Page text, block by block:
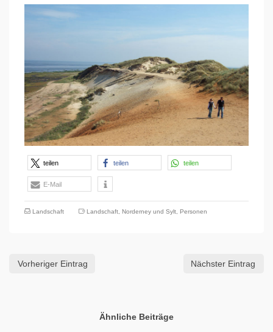
teilen teilen teilen
E-Mail
Landschaft Landschaft Norderney und Sylt Personen
Vorheriger Eintrag Nächster Eintrag
Ähnliche Beiträge